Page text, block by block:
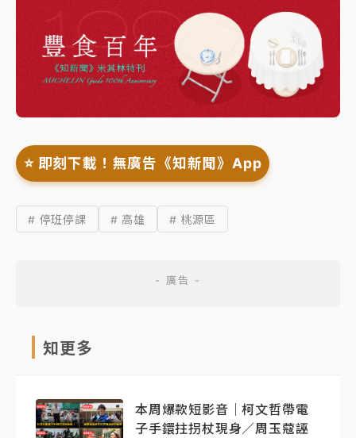
⭐️ 即刻下載！無廣告《知新聞》App
# 停班停課 # 高雄 # 桃源區
知更多
本周爆款短影音｜柯文哲帶電
子手鐶拄拐杖現身／周玉蔻誣